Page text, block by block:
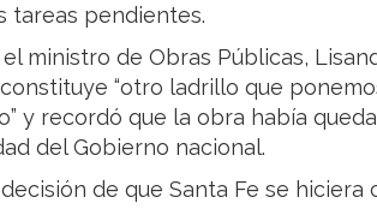
tareas pendientes.
ministro de Obras Públicas,
“otro ladrillo que
y recordó que la obra había
del Gobierno nacional.
decisión de que Santa Fe se